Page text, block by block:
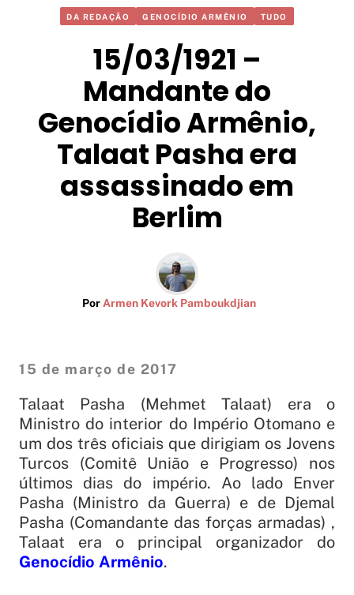
DA REDAÇÃO GENOCÍDIO ARMÊNIO TUDO
15/03/1921 –
Mandante do
Genocídio Armênio,
Talaat Pasha era
assassinado em
Berlim
Por Armen Kevork Pamboukdjian
15 de março de 2017
Talaat Pasha (Mehmet Talaat) era o
Ministro do interior do Império Otomano e
um dos três oficiais que dirigiam os Jovens
Turcos (Comitê União e Progresso) nos
últimos dias do império. Ao lado Enver
Pasha (Ministro da Guerra) e de Djemal
Pasha (Comandante das forças armadas) ,
Talaat era o principal organizador do
Genocídio Armênio.